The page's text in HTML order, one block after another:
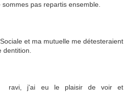
pas repartis ensemble.
et ma mutuelle me détesteraient
dentition.
ravi, j'ai eu le plaisir de voir et